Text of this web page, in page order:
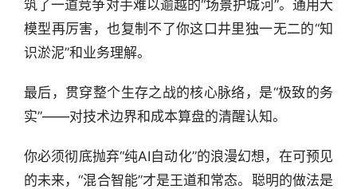
筑了一道竞争对手难以逾越的“场景护城河”。通用大
模型再厉害，也复制不了你这口井里独一无二的“知
识淤泥”和业务理解。
最后，贯穿整个生存之战的核心脉络，是“极致的务
实”——对技术边界和成本算盘的清醒认知。
你必须彻底抛弃“纯AI自动化”的浪漫幻想，在可预见
的未来，“混合智能”才是王道和常态。聪明的做法是